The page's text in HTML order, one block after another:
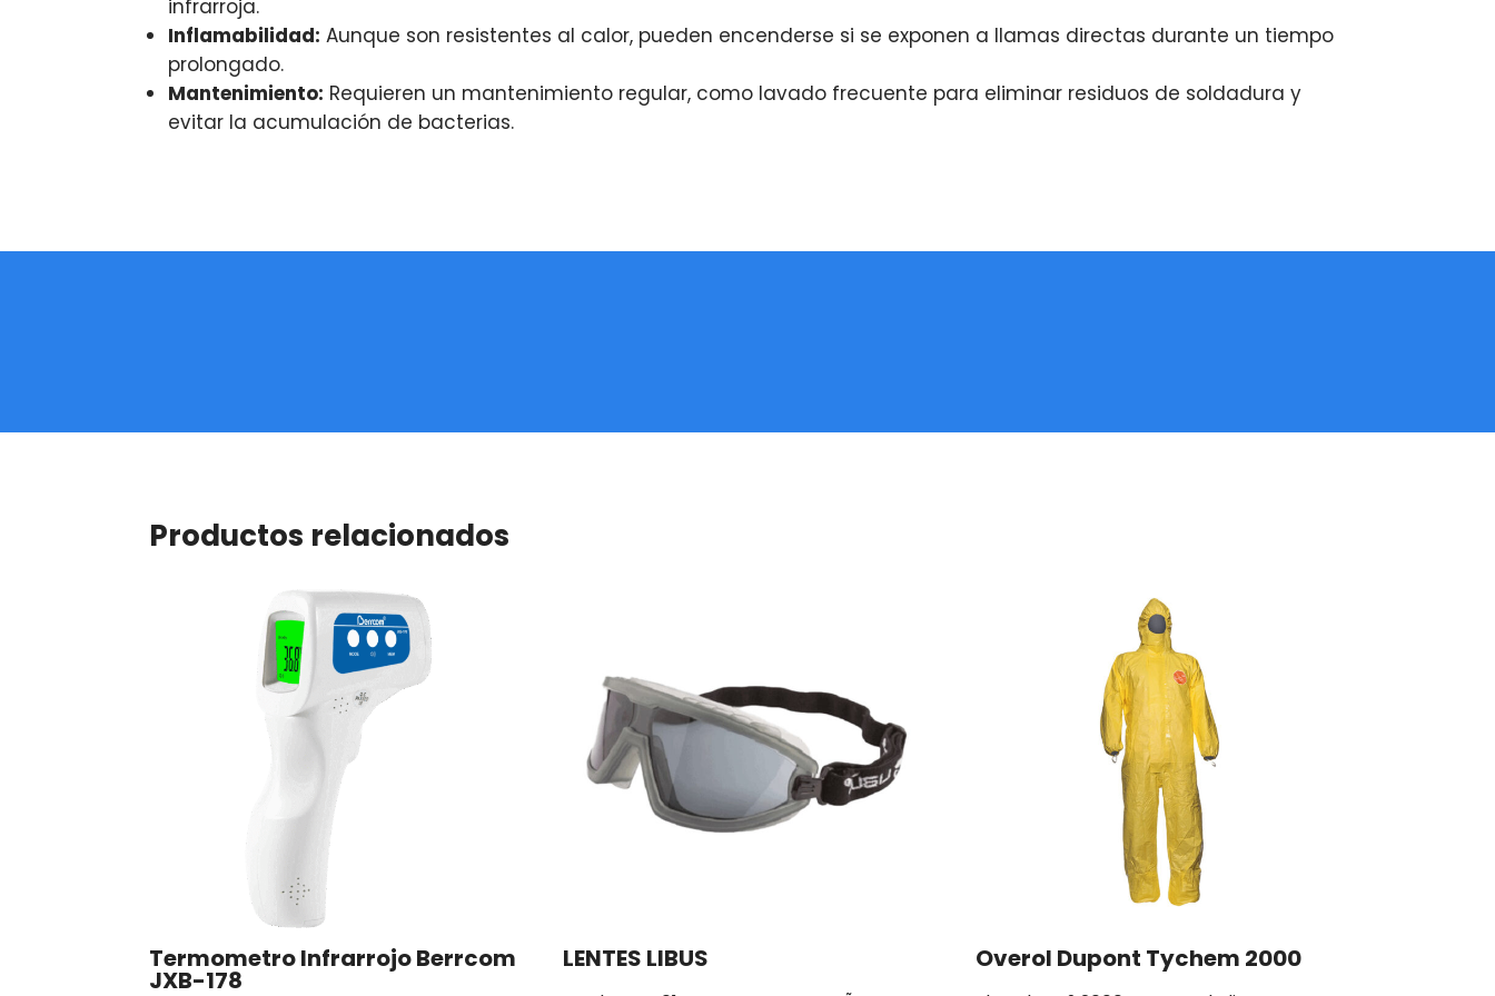
infrarroja.
Inflamabilidad: Aunque son resistentes al calor, pueden encenderse si se exponen a llamas directas durante un tiempo
prolongado.
Mantenimiento: Requieren un mantenimiento regular, como lavado frecuente para eliminar residuos de soldadura y
evitar la acumulación de bacterias.
Productos relacionados
Termometro Infrarrojo Berrcom
JXB-178
LENTES LIBUS Overol Dupont Tychem 2000